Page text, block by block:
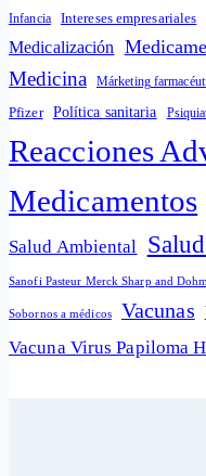
Infancia Intereses empresariales
Medicalización
Medicina Márketing
Pfizer Política sanitaria
Reacciones
Medicamentos
Salud Ambiental
Sanofi Pasteur Merck Sharp and
Sobornos a médicos Vacunas
Vacuna Virus Papiloma